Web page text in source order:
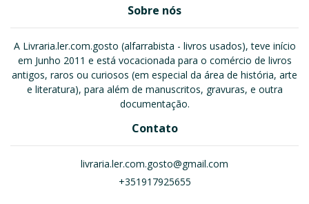
Sobre nós
A Livraria.ler.com.gosto (alfarrabista - livros usados), teve início
em Junho 2011 e está vocacionada para o comércio de livros
antigos, raros ou curiosos (em especial da área de história, arte
e literatura), para além de manuscritos, gravuras, e outra
documentação.
Contato
livraria.ler.com.gosto@gmail.com
+351917925655